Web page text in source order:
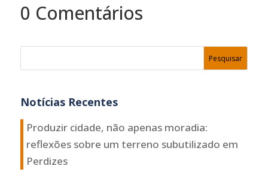
0 Comentários
Notícias Recentes
Produzir cidade, não apenas moradia:
reflexões sobre um terreno subutilizado em
Perdizes